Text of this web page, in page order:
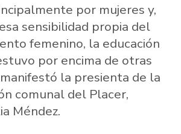
por mujeres y,
sensibilidad propia del
femenino, la educación
por encima de otras
manifestó la presienta de la
comunal del Placer,
Méndez.